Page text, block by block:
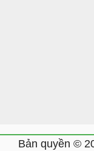
Bản quyền ©